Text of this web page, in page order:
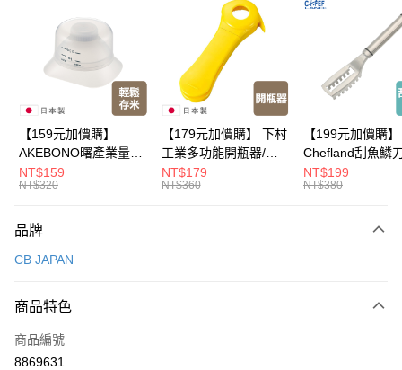
LINE Pay
Apple Pay
Google Pay
全盈+PAY
大哥付你分期
【大哥付你分期使用說明】
2.付款方式選擇「大哥付你分期」，訂單成立後會自動跳轉到大哥付的交易
成交易。
3.實際核准額度、可分期數及費用金額請依後續交易確認頁面所載為準。
4.訂單成立30分鐘內，如未前往確認交易或遇審核未通過，訂單將自動取
消。如遇「轉專審核」未通過狀況，表示未達大哥付你分期系統評分，恕無
法說明評估內容。
每筆NT$100，滿NT$499(含以上)免運費
【159元加價購】
AKEBONO曙產業量米
杯漏斗組(白)/量米杯/
米桶/量米用具/任二件8
NT$159
NT$320
【179元加價購】 下村
工業多功能開瓶器/開
瓶器/餐廚用品/料理道
具/任二件8折
NT$179
NT$360
【199元加價購】
Chefland刮魚鱗
魚鱗器/廚房用品/
道具/任二件8折
NT$199
NT$380
品牌
CB JAPAN
商品特色
商品編號
8869631